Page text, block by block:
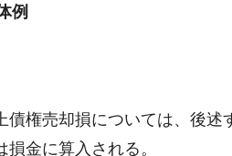
例
債権売却損については、後
金に算入される。